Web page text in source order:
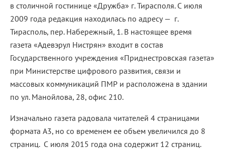
в столичной гостинице «Дружба» г. Тирасполя. С июля
2009 года редакция находилась по адресу — г.
Тирасполь, пер. Набережный, 1. В настоящее время
газета «Адевэрул Нистрян» входит в состав
Государственного учреждения «Приднестровская газета»
при Министерстве цифрового развития, связи и
массовых коммуникаций ПМР и расположена в здании
по ул. Манойлова, 28, офис 210.
Изначально газета радовала читателей 4 страницами
формата А3, но со временем ее объем увеличился до 8
страниц. С июля 2015 года она содержит 12 страниц.